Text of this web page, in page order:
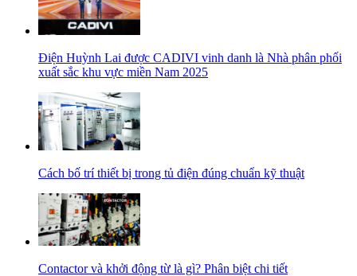
Điện Huỳnh Lai được CADIVI vinh danh là Nhà phân phối
xuất sắc khu vực miền Nam 2025
Cách bố trí thiết bị trong tủ điện đúng chuẩn kỹ thuật
Contactor và khởi động từ là gì? Phân biệt chi tiết